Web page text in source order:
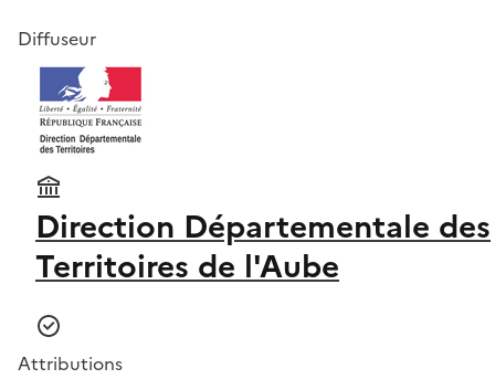
Diffuseur
Direction Départementale des
Territoires de l'Aube
Attributions